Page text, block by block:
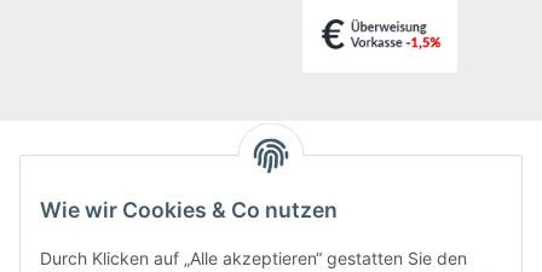
Rechner
Wie wir Cookies & Co nutzen
Durch Klicken auf „Alle akzeptieren“ gestatten Sie den